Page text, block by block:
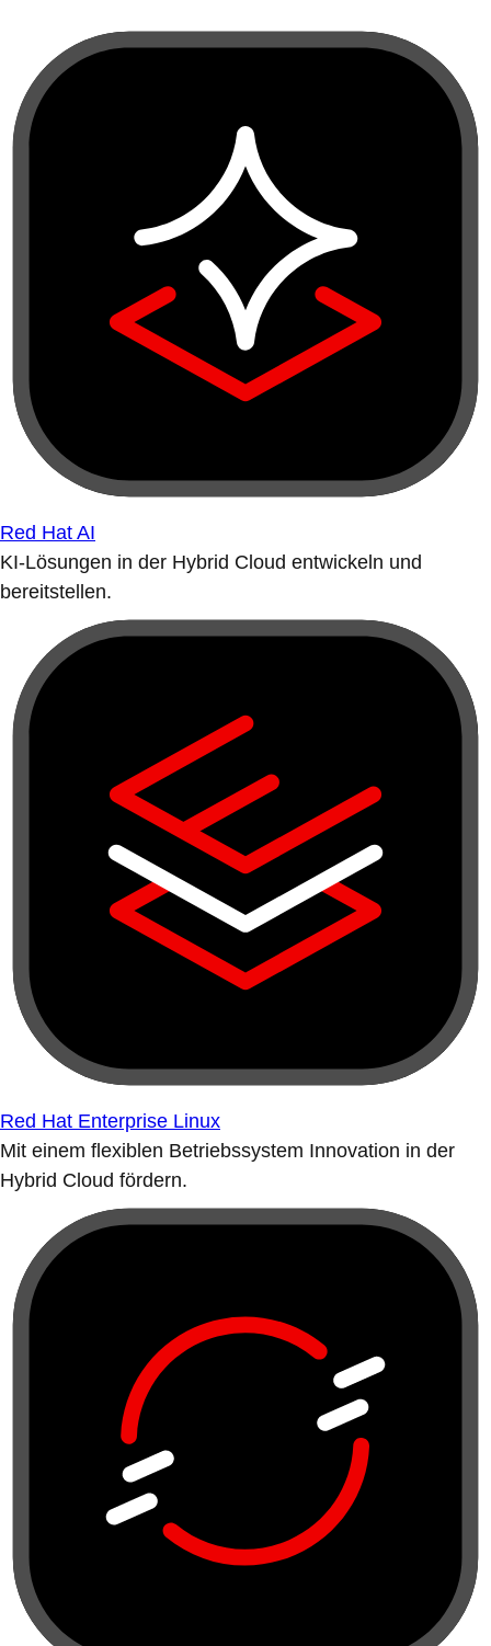
Red Hat AI
KI-Lösungen in der Hybrid Cloud entwickeln und
bereitstellen.
Red Hat Enterprise Linux
Mit einem flexiblen Betriebssystem Innovation in der
Hybrid Cloud fördern.